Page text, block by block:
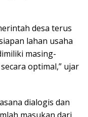
desa terus
lahan usaha
masing-
optimal,” ujar
dialogis dan